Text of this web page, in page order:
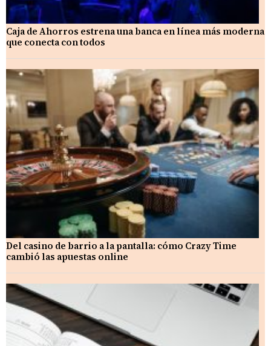
Caja de Ahorros estrena una banca en línea más moderna
que conecta con todos
Del casino de barrio a la pantalla: cómo Crazy Time
cambió las apuestas online